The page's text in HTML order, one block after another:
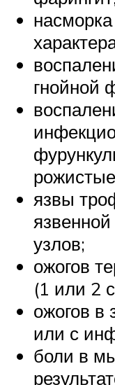
гнойной
язвы
узлов;
ожогов
(1 или 2
ожогов в
или с
боли в